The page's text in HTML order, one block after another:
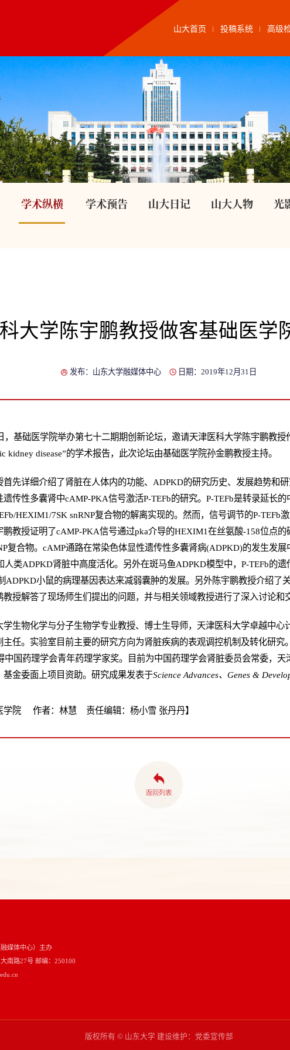
山大首页 投稿系统 高级
学术纵横 学术预告 山大日记 山大人物 光
大学陈宇鹏教授做客基础医学
发布：山东大学融媒体中心 日期：2019年12月31日
，基础医学院举办第七十二期期创新论坛，邀请天津医科大学陈宇鹏教授
kidney disease”的学术报告，此次论坛由基础医学院孙金鹏教授主持。
首先详细介绍了肾脏在人体内的功能、ADPKD的研究历史、发展趋势和
传性多囊肾中cAMP-PKA信号激活P-TEFb的研究。P-TEFb是转录延长
HEXIM1/7SK snRNP复合物的解离实现的。然而，信号调节的P-TEFb
教授证明了cAMP-PKA信号通过pka介导的HEXIM1在丝氨酸-158位点的
复合物。cAMP通路在常染色体显性遗传性多囊肾病(ADPKD)的发生发
人类ADPKD肾脏中高度活化。另外在斑马鱼ADPKD模型中，P-TEFb的
ADPKD小鼠的病理基因表达来减弱囊肿的发展。另外陈宇鹏教授介绍了
授解答了现场师生们提出的问题，并与相关领域教授进行了深入讨论和
学生物化学与分子生物学专业教授、博士生导师，天津医科大学卓越中心
任。实验室目前主要的研究方向为肾脏疾病的表观调控机制及转化研究
中国药理学会青年药理学家奖。目前为中国药理学会肾脏委员会常委，
金委面上项目资助。研究成果发表于Science Advances、Genes &
学院 作者：林慧 责任编辑：杨小雪 张丹丹】
媒体中心）主办
南路27号 邮编：250100
版权所有 © 山东大学 建设维护：党委宣传部